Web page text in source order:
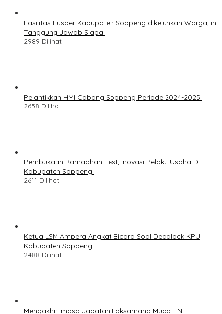
Fasilitas Pusper Kabupaten Soppeng dikeluhkan Warga, ini
Tanggung Jawab Siapa.
2989 Dilihat
Pelantikkan HMI Cabang Soppeng Periode 2024-2025.
2658 Dilihat
Pembukaan Ramadhan Fest, Inovasi Pelaku Usaha Di
Kabupaten Soppeng.
2611 Dilihat
Ketua LSM Ampera Angkat Bicara Soal Deadlock KPU
Kabupaten Soppeng.
2488 Dilihat
Mengakhiri masa Jabatan Laksamana Muda TNI